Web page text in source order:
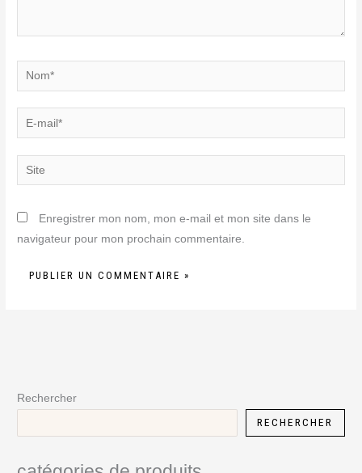
Nom*
E-
mail*
Site
Enregistrer mon nom, mon e-mail et mon site dans le
navigateur pour mon prochain commentaire.
Rechercher
RECHERCHER